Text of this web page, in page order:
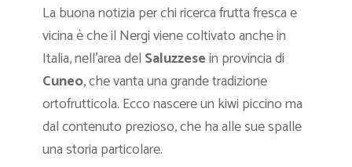
La buona notizia per chi ricerca frutta fresca e
vicina è che il Nergi viene coltivato anche in
Italia, nell’area del Saluzzesein provincia di
Cuneo, che vanta una grande tradizione
ortofrutticola. Ecco nascere un kiwi piccino ma
dal contenuto prezioso, che ha alle sue spalle
una storia particolare.